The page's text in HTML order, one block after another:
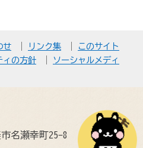
せ リンク集
このサイト
ィの方針
ソーシャルメディ
名瀬幸町25-8